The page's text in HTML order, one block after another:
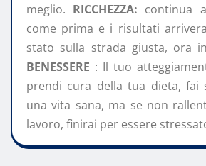
meglio. RICCHEZZA: continua
come prima e i risultati
stato sulla strada giusta, ora
BENESSERE : Il tuo
prendi cura della tua dieta, fai
una vita sana, ma se non
lavoro, finirai per essere